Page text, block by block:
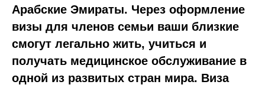
Арабские Эмираты. Через оформление
визы для членов семьи ваши близкие
смогут легально жить, учиться и
получать медицинское обслуживание в
одной из развитых стран мира. Виза